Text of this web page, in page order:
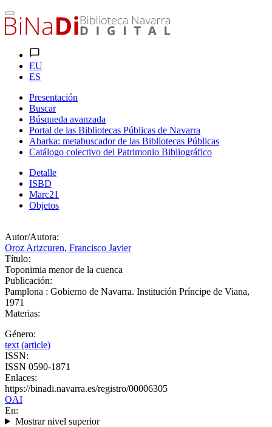
EU
ES
Presentación
Buscar
Búsqueda avanzada
Portal de las Bibliotecas Públicas de Navarra
Abarka: metabuscador de las Bibliotecas Públicas
Catálogo colectivo del Patrimonio Bibliográfico
Detalle
ISBD
Marc21
Objetos
Autor/Autora:
Oroz Arizcuren, Francisco Javier
Título:
Toponimia menor de la cuenca
Publicación:
Pamplona : Gobierno de Navarra. Institución Príncipe de Viana,
1971
Materias:
Género:
text (article)
ISSN:
ISSN 0590-1871
Enlaces:
https://binadi.navarra.es/registro/00006305
OAI
En:
Mostrar nivel superior